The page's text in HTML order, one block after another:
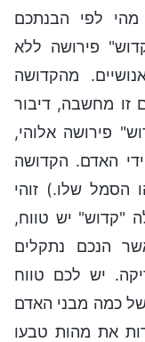
לפי הבנתכם
פירושה ללא
מהקדושה
זו מחשבה, דיבור
פירושה אלוהי,
האדם. הקדושה
הסמל שלו.) זוהי
"קדוש" יש טווח,
הנכם נתקלים
יש לכם טווח
של כמה מבני האדם
את מהות טבעו